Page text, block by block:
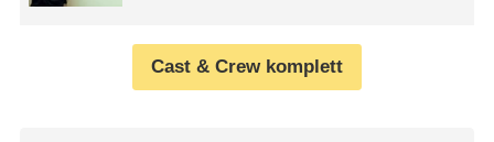
Cast & Crew komplett